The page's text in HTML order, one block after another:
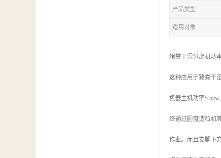
产品类型
适用对象
猪粪干湿分离机功
这种应用于猪粪干
机器主机功率
终通过圆盘造粒机
作业。而且支腿下